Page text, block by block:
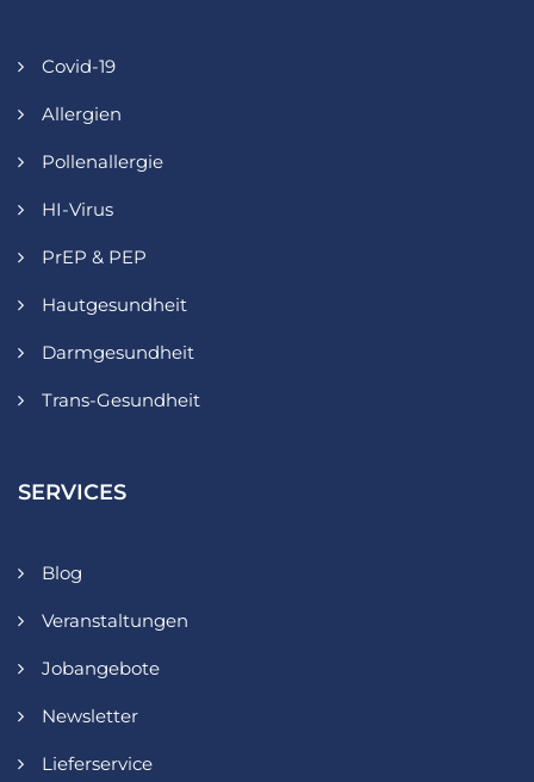
Covid-19
Allergien
Pollenallergie
HI-Virus
PrEP & PEP
Hautgesundheit
Darmgesundheit
Trans-Gesundheit
SERVICES
Blog
Veranstaltungen
Jobangebote
Newsletter
Lieferservice